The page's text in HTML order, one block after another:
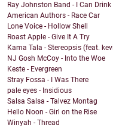
Ray Johnston Band - I Can
American Authors - Race Car
Lone Voice - Hollow Shell
Roast Apple - Give It A Try
Kama Tala - Stereopsis (feat.
NJ Gosh McCoy - Into the Woe
Keste - Evergreen
Stray Fossa - I Was There
pale eyes - Insidious
Salsa Salsa - Talvez Montag
Hello Noon - Girl on the Rise
Winyah - Thread